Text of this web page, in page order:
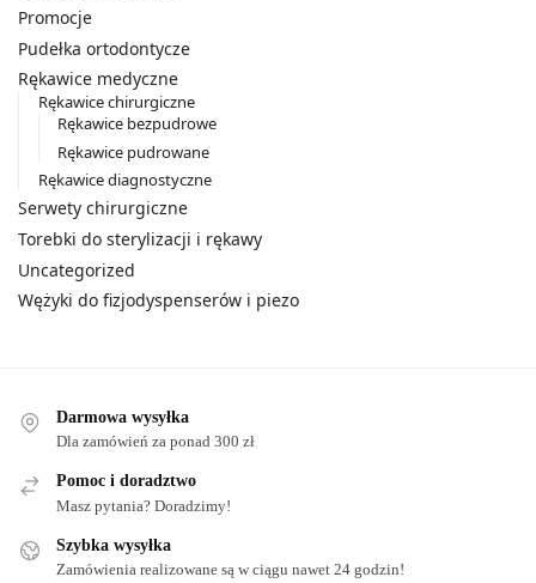
Promocje
Pudełka ortodontycze
Rękawice medyczne
Rękawice chirurgiczne
Rękawice bezpudrowe
Rękawice pudrowane
Rękawice diagnostyczne
Serwety chirurgiczne
Torebki do sterylizacji i rękawy
Uncategorized
Wężyki do fizjodyspenserów i piezo
Darmowa wysyłka
Dla zamówień za ponad 300 zł
Pomoc i doradztwo
Masz pytania? Doradzimy!
Szybka wysyłka
Zamówienia realizowane są w ciągu nawet 24 godzin!